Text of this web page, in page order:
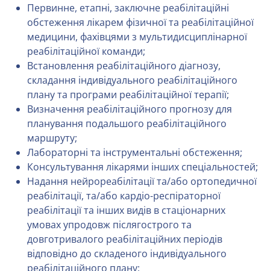
Первинне, етапні, заключне реабілітаційні
обстеження лікарем фізичної та реабілітаційної
медицини, фахівцями з мультидисциплінарної
реабілітаційної команди;
Встановлення реабілітаційного діагнозу,
складання індивідуального реабілітаційного
плану та програми реабілітаційної терапії;
Визначення реабілітаційного прогнозу для
планування подальшого реабілітаційного
маршруту;
Лабораторні та інструментальні обстеження;
Консультування лікарями інших спеціальностей;
Надання нейрореабілітації та/або ортопедичної
реабілітації, та/або кардіо-респіраторної
реабілітації та інших видів в стаціонарних
умовах упродовж післягострого та
довготривалого реабілітаційних періодів
відповідно до складеного індивідуального
реабілітаційного плану;